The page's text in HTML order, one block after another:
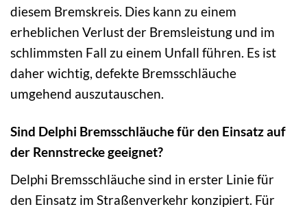
diesem Bremskreis. Dies kann zu einem
erheblichen Verlust der Bremsleistung und im
schlimmsten Fall zu einem Unfall führen. Es ist
daher wichtig, defekte Bremsschläuche
umgehend auszutauschen.
Sind Delphi Bremsschläuche für den Einsatz auf
der Rennstrecke geeignet?
Delphi Bremsschläuche sind in erster Linie für
den Einsatz im Straßenverkehr konzipiert. Für